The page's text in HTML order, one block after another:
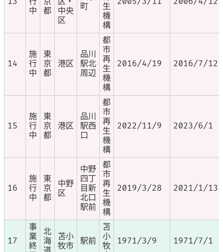
中
都
中央
区
町
生
機
構
14
施
行
中
東
京
都
港区
品川
駅北
周辺
都
市
再
生
機
構
2016/4/19 2016/7/12
15
施
行
中
東
京
都
港区
品川
駅西
口
都
市
再
生
機
構
2022/11/9 2023/6/1
16
施
行
中
東
京
都
中野
区
中野
四丁
目新
北口
駅前
都
市
再
生
機
構
2019/3/28 2021/1/13
17
事
業
終
北
海
苫小
牧市
駅前
苫
小
牧
1971/3/9 1971/7/1